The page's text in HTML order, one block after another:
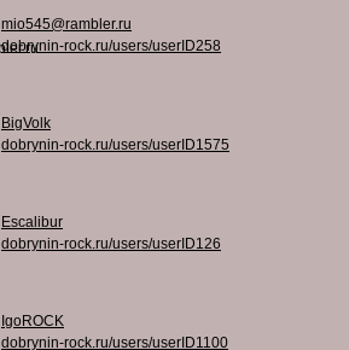
mio545@rambler.ru
dobrynin-rock.ru/users/userID258
BigVolk
dobrynin-rock.ru/users/userID1575
Escalibur
dobrynin-rock.ru/users/userID126
IgoROCK
dobrynin-rock.ru/users/userID1100